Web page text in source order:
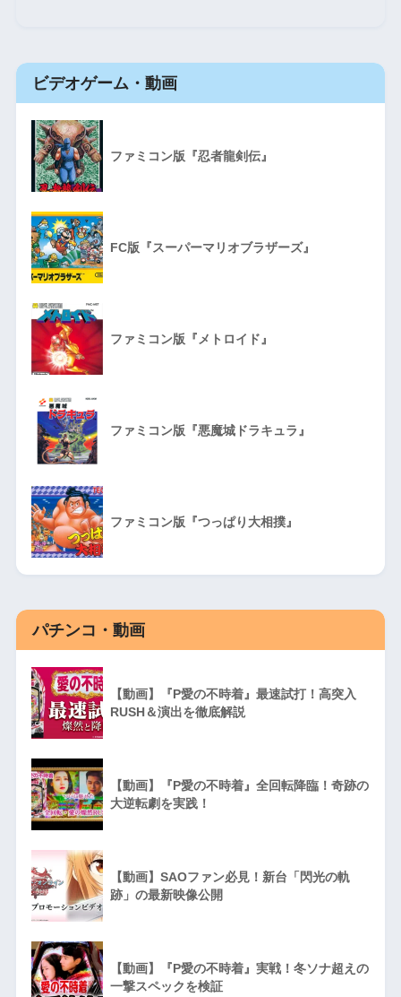
ビデオゲーム・動画
ファミコン版『忍者龍剣伝』
FC版『スーパーマリオブラザーズ』
ファミコン版『メトロイド』
ファミコン版『悪魔城ドラキュラ』
ファミコン版『つっぱり大相撲』
パチンコ・動画
【動画】『P愛の不時着』最速試打！高突入
RUSH＆演出を徹底解説
【動画】『P愛の不時着』全回転降臨！奇跡の
大逆転劇を実践！
【動画】SAOファン必見！新台「閃光の軌
跡」の最新映像公開
【動画】『P愛の不時着』実戦！冬ソナ超えの
一撃スペックを検証